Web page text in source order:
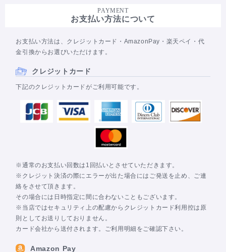
PAYMENT
お支払い方法について
お支払い方法は、クレジットカード・AmazonPay・楽天ペイ・代
金引換からお選びいただけます。
クレジットカード
下記のクレジットカードがご利用可能です。
※通常のお支払い回数は1回払いとさせていただきます。
※クレジット決済の際にエラーが出た場合にはご発送を止め、ご連
絡をさせて頂きます。
その場合には日時指定に間に合わないこともございます。
※当店ではセキュリティ上の配慮からクレジットカード利用控は原
則としてお送りしておりません。
カード会社から送付されます。ご利用明細をご確認下さい。
Amazon Pay